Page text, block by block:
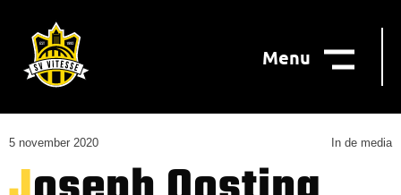
Menu
5 november 2020 In de media